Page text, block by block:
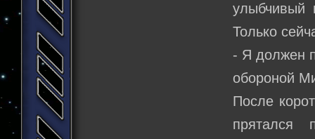
улыбчивый
Только
- Я должен
обороной
После
прятался